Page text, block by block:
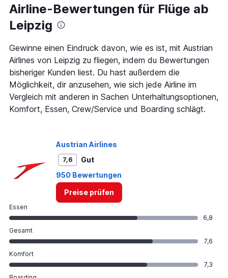
Range:
91
categories.
The
chart
has
1
Y
axis
displaying
values.
Range:
Airline-Bewertungen für Flüge ab
Leipzig
Gewinne einen Eindruck davon, wie es ist, mit Austrian
Airlines von Leipzig zu fliegen, indem du Bewertungen
bisheriger Kunden liest. Du hast außerdem die
Möglichkeit, dir anzusehen, wie sich jede Airline im
Vergleich mit anderen in Sachen Unterhaltungsoptionen,
Komfort, Essen, Crew/Service und Boarding schlägt.
Austrian Airlines
7,6
Gut
950 Bewertungen
Preise prüfen
Essen
6,8
Gesamt
7,6
Komfort
7,3